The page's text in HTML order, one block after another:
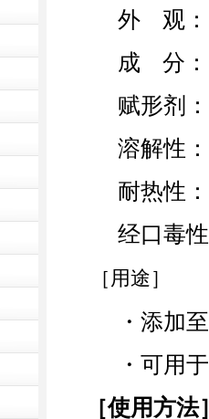
外 观：
成 分：
赋形剂
溶解性
耐热性
经口毒性
［用途］
・添加至
・可用于
［使用方法